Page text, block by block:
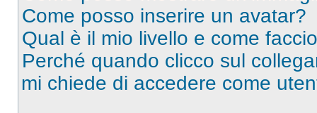
Come posso inserire un avatar?
Qual è il mio livello e come
Perché quando clicco sul
mi chiede di accedere come